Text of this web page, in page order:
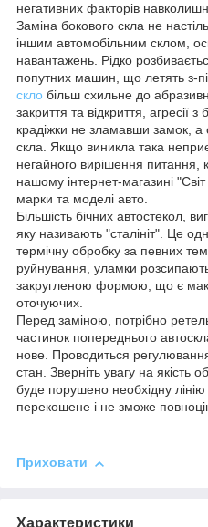
негативних факторів
Заміна бокового скла не
іншим автомобільним склом,
навантажень. Рідко
попутних машин, що летять з-
скло більш схильне до
закриття та відкриття, агресії
крадіжки не зламавши замок,
скла. Якщо виникла така
негайного вирішення питання,
нашому інтернет-магазині
марки та моделі авто.
Більшість бічних автостекол,
яку називають "сталініт". Це
термічну обробку за певних
руйнування, уламки
закругленою формою, що є
оточуючих.
Перед заміною, потрібно
частинок попереднього
нове. Проводиться
стан. Зверніть увагу на
буде порушено необхідну
перекошене і не зможе
Приховати
Характеристики